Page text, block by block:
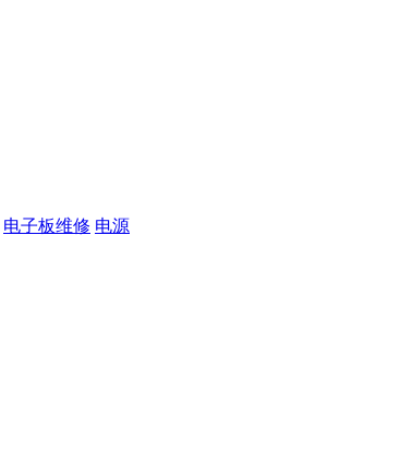
电子板维修 电源